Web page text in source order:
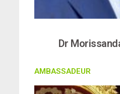
Dr
AMBASSADEUR